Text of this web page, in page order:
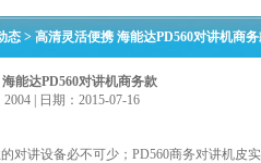
态> 高清灵活便携 海能达PD560对讲机商
能达PD560对讲机商务款
| 日期：2015-07-16
对讲设备必不可少；PD560商务对讲机皮